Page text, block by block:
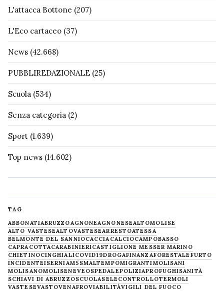
L'attacca Bottone (207)
L'Eco cartaceo (37)
News (42.668)
PUBBLIREDAZIONALE (25)
Scuola (534)
Senza categoria (2)
Sport (1.639)
Top news (14.602)
TAG
ABBONATIABRUZZOAGNONEAGNONESEALTOMOLISE
ALTO VASTESEALTOVASTESEARRESTOATESSA
BELMONTE DEL SANNIOCACCIACALCIOCAMPOBASSO
CAPRACOTTACARABINIERICASTIGLIONE MESSER MARINO
CHIETINOCINGHIALICOVID19DROGAFINANZAFORESTALE FURTO
INCIDENTEISERNIAM5SMALTEMPOMIGRANTIMOLISANI
MOLISANOMOLISENEVE OSPEDALEPOLIZIAPROFUGHISANITÀ
SCHIAVI DI ABRUZZOSCUOLASELECONTROLLOTERMOLI
VASTESEVASTOVENAFROVIABILITÀVIGILI DEL FUOCO